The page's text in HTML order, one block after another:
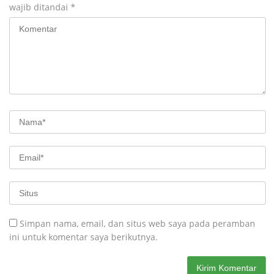
wajib ditandai *
Simpan nama, email, dan situs web saya pada peramban
ini untuk komentar saya berikutnya.